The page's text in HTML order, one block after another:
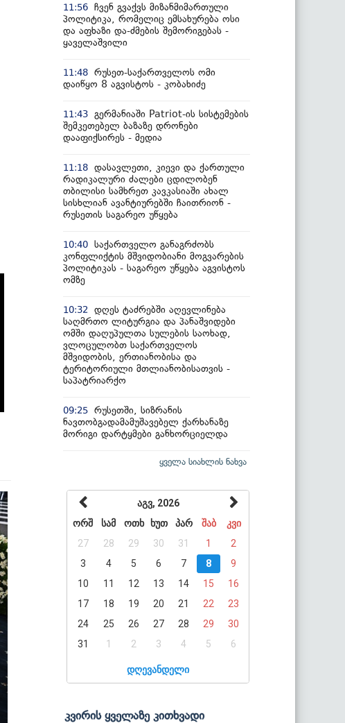
11:56 ჩვენ გვაქვს მიზანმიმართული
პოლიტიკა, რომელიც ემსახურება ოსი
და აფხაზი და-ძმების შემორიგებას -
ყაველაშვილი
11:48 რუსეთ-საქართველოს ომი
დაიწყო 8 აგვისტოს - კობახიძე
11:43 გერმანიაში Patriot-ის სისტემების
შემკეთებელ ბაზაზე დრონები
დააფიქსირეს - მედია
11:18 დასავლეთი, კიევი და ქართული
რადიკალური ძალები ცდილობენ
თბილისი სამხრეთ კავკასიაში ახალ
სისხლიან ავანტიურებში ჩაითრიონ -
რუსეთის საგარეო უწყება
10:40 საქართველო განაგრძობს
კონფლიქტის მშვიდობიანი მოგვარების
პოლიტიკას - საგარეო უწყება აგვისტოს
ომზე
10:32
დღეს ტაძრებში აღევლინება
საღმრთო ლიტურგია და პანაშვიდები
ომში დაღუპულთა სულების საოხად,
ვლოცულობთ საქართველოს
მშვიდობის, ერთიანობისა და
ტერიტორიული მთლიანობისათვის -
საპატრიარქო
09:25 რუსეთში, სიზრანის
ნავთობგადამამუშავებელ ქარხანაზე
მორიგი დარტყმები განხორციელდა
ყველა სიახლის ნახვა
აგვ, 2026
ორშ
სამ ოთხ ხუთ პარ შაბ
კვი
27
28 29 30 31 1
2
3
4 5 6 7 8
9
10
11 12 13 14 15
16
17
18 19 20 21 22
23
24
25 26 27 28 29
30
31
1 2 3 4 5 6
დღევანდელი
კვირის ყველაზე კითხვადი